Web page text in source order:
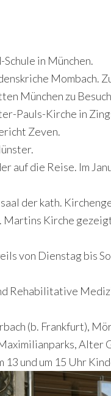
in München.
Mombach.
München zu
Pauls-Kirche in
Zeven.
die Reise. Im
der kath.
Martins Kirche
von Dienstag bis
Rehabilitative
(b. Frankfurt),
Alter
13 und um 15 Uhr